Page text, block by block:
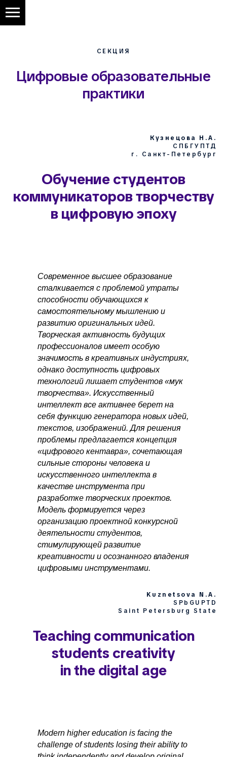
СЕКЦИЯ
Цифровые образовательные
практики
Кузнецова Н.А.
СПБГУПТД
г. Санкт-Петербург
Обучение студентов
коммуникаторов творчеству
в цифровую эпоху
Современное высшее образование
сталкивается с проблемой утраты
способности обучающихся к
самостоятельному мышлению и
развитию оригинальных идей.
Творческая активность будущих
профессионалов имеет особую
значимость в креативных индустриях,
однако доступность цифровых
технологий лишает студентов «мук
творчества». Искусственный
интеллект все активнее берет на
себя функцию генератора новых идей,
текстов, изображений. Для решения
проблемы предлагается концепция
«цифрового кентавра», сочетающая
сильные стороны человека и
искусственного интеллекта в
качестве инструмента при
разработке творческих проектов.
Модель формируется через
организацию проектной конкурсной
деятельности студентов,
стимулирующей развитие
креативности и осознанного владения
цифровыми инструментами.
Kuznetsova N.A.
SPbGUPTD
Saint Petersburg State
Teaching communication
students creativity
in the digital age
Modern higher education is facing the
challenge of students losing their ability to